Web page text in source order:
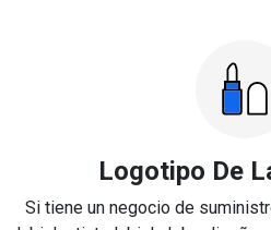
Logotipo De
Si tiene un negocio de